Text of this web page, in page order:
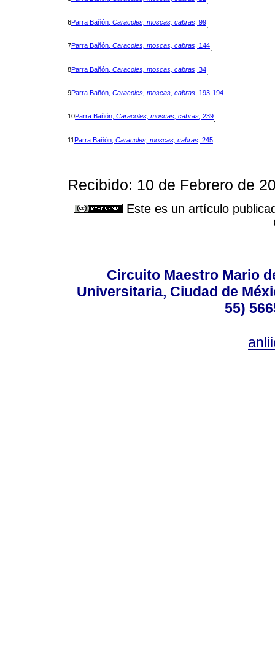
6Parra Bañón, Caracoles, moscas, cabras , 99.
7Parra Bañón, Caracoles, moscas, cabras , 144.
8Parra Bañón, Caracoles, moscas, cabras , 34.
9Parra Bañón, Caracoles, moscas, cabras , 193-194.
10Parra Bañón, Caracoles, moscas, cabras, 239.
11Parra Bañón, Caracoles, moscas, cabras , 245.
Recibido: 10 de Febrero de
Este es un artículo
Circuito Maestro Mario
Universitaria, Ciudad de
55)